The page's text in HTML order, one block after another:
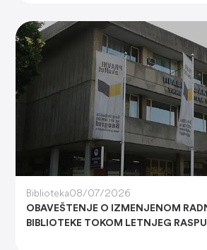
Biblioteka08/07/2026
OBAVEŠTENJE O IZMENJENOM
BIBLIOTEKE TOKOM LETNJEG